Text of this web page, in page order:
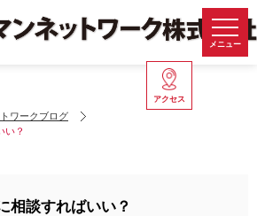
メニュー
アクセス
ワークブログ
い？
相談すればいい？